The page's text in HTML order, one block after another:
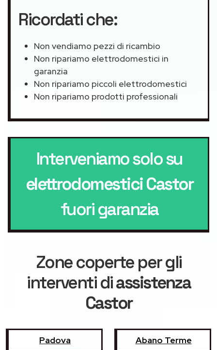
Ricordati che:
Non vendiamo pezzi di ricambio
Non ripariamo elettrodomestici in
garanzia
Non ripariamo piccoli elettrodomestici
Non ripariamo prodotti professionali
Interveniamo solo su
elettrodomestici Castor
fuori garanzia
Zone coperte per gli
interventi diassistenza
Castor
Padova Abano Terme